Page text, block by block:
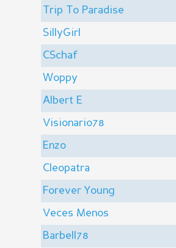
Trip To Paradise
SillyGirl
CSchaf
Woppy
Albert E
Visionario78
Enzo
Cleopatra
Forever Young
Veces Menos
Barbell78